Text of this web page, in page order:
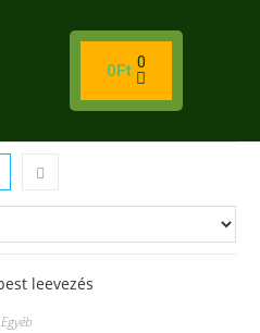
0Ft 0
Egyéb